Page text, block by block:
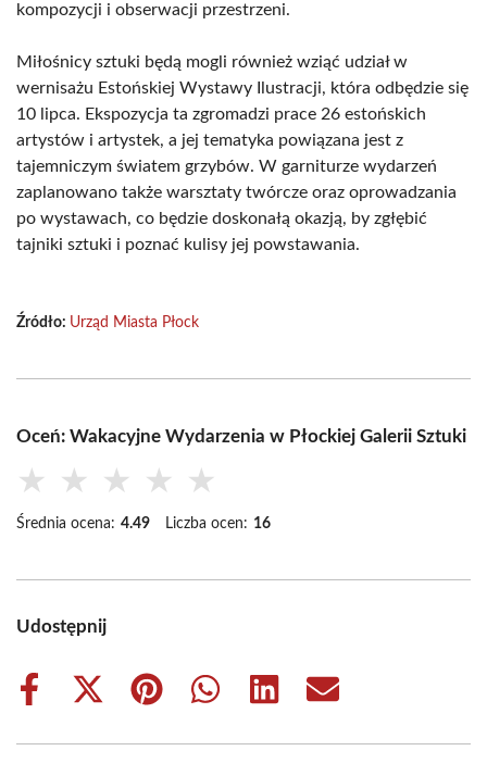
kompozycji i obserwacji przestrzeni.
Miłośnicy sztuki będą mogli również wziąć udział w
wernisażu Estońskiej Wystawy Ilustracji, która odbędzie się
10 lipca. Ekspozycja ta zgromadzi prace 26 estońskich
artystów i artystek, a jej tematyka powiązana jest z
tajemniczym światem grzybów. W garniturze wydarzeń
zaplanowano także warsztaty twórcze oraz oprowadzania
po wystawach, co będzie doskonałą okazją, by zgłębić
tajniki sztuki i poznać kulisy jej powstawania.
Źródło: Urząd Miasta Płock
Oceń: Wakacyjne Wydarzenia w Płockiej Galerii Sztuki
★ ★ ★ ★ ★
Średnia ocena: 4.49 Liczba ocen: 16
Udostępnij
Share
Share
(Twitter)
Share
Share
Share
Share